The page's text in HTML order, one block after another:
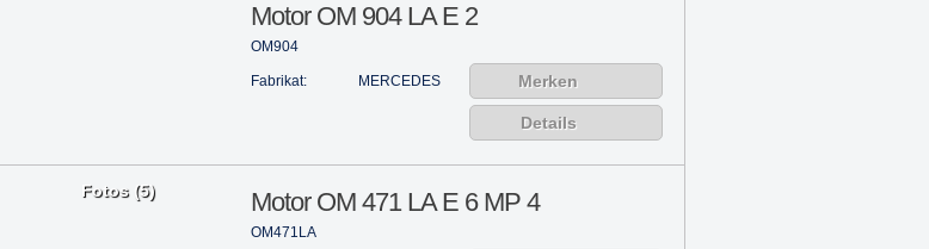
Merken
Details
Motor OM 904 LA E 2
OM904
Fabrikat: MERCEDES
Fotos (5) Motor OM 471 LA E 6 MP 4
OM471LA